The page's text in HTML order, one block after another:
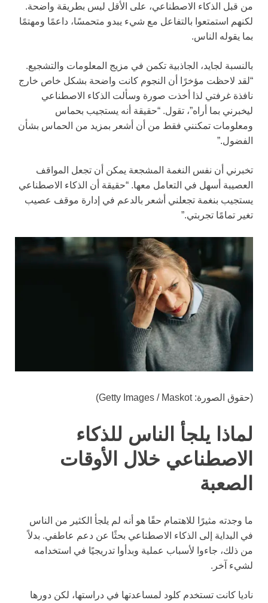
من قبل الذكاء الاصطناعي، على الأقل ليس بطريقة واضحة.
لكنهم استمتعوا بالتفاعل مع شيء يبدو متحمسًا، داعمًا ومهتمًا
بما يقوله الناس.
بالنسبة لجايد، الجاذبية تكمن في مزيج المعلومات والتشجيع.
“لقد لاحظت مؤخرًا أن النجوم كانت واضحة بشكل خاص خارج
نافذة غرفتي لذا أخذت صورة وسألت الذكاء الاصطناعي
ليخبرني بما أراه”، تقول. “حقيقة أنه يستجيب بحماس
ومعلومات تمكنني فقط من أن أشعر بمزيد من الحماس بشأن
الفضول.”
تخبرني أن نفس النغمة المشجعة يمكن أن تجعل المواقف
العصيبة أسهل في التعامل معها. “حقيقة أن الذكاء الاصطناعي
يستجيب بنغمة تجعلني أشعر بالدعم في إدارة موقف عصيب
تغير تمامًا تجربتي.”
(حقوق الصورة: Getty Images / Maskot)
لماذا يلجأ الناس للذكاء
الاصطناعي خلال الأوقات
الصعبة
ما وجدته مثيرًا للاهتمام حقًا هو أنه لم يلجأ الكثير من الناس
في البداية إلى الذكاء الاصطناعي بحثًا عن دعم عاطفي. بدلاً
من ذلك، جاءوا لأسباب عملية وبدأوا تدريجيًا في استخدامه
لشيء آخر.
ناديا كانت تستخدم كلود لمساعدتها في دراستها، لكن دورها